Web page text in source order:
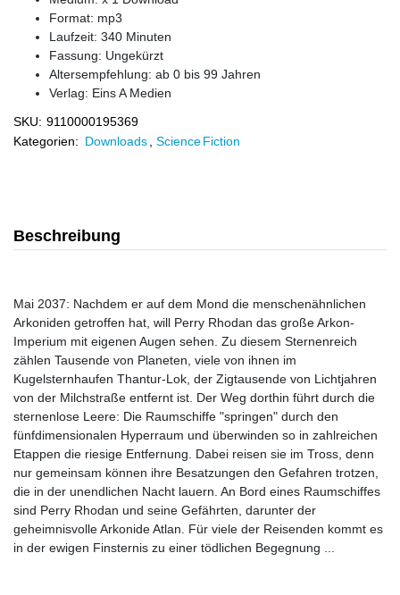
Format: mp3
Laufzeit: 340 Minuten
Fassung: Ungekürzt
Altersempfehlung: ab 0 bis 99 Jahren
Verlag: Eins A Medien
SKU: 9110000195369
Kategorien: Downloads Science Fiction
Beschreibung
Mai 2037: Nachdem er auf dem Mond die menschenähnlichen
Arkoniden getroffen hat, will Perry Rhodan das große Arkon-
Imperium mit eigenen Augen sehen. Zu diesem Sternenreich
zählen Tausende von Planeten, viele von ihnen im
Kugelsternhaufen Thantur-Lok, der Zigtausende von Lichtjahren
von der Milchstraße entfernt ist. Der Weg dorthin führt durch die
sternenlose Leere: Die Raumschiffe "springen" durch den
fünfdimensionalen Hyperraum und überwinden so in zahlreichen
Etappen die riesige Entfernung. Dabei reisen sie im Tross, denn
nur gemeinsam können ihre Besatzungen den Gefahren trotzen,
die in der unendlichen Nacht lauern. An Bord eines Raumschiffes
sind Perry Rhodan und seine Gefährten, darunter der
geheimnisvolle Arkonide Atlan. Für viele der Reisenden kommt es
in der ewigen Finsternis zu einer tödlichen Begegnung ...